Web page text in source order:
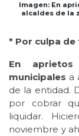
Imagen: En
alcaldes de la
* Por culpa
En
municipales a
de la entidad.
por cobrar
liquidar.
noviembre y